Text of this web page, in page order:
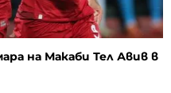
на Макаби Тел Авив в